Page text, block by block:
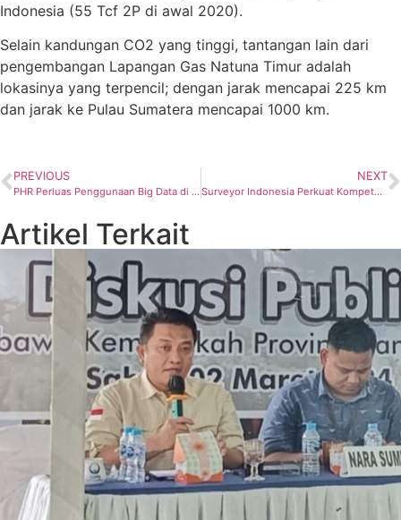
Indonesia (55 Tcf 2P di awal 2020).
Selain kandungan CO2 yang tinggi, tantangan lain dari
pengembangan Lapangan Gas Natuna Timur adalah
lokasinya yang terpencil; dengan jarak mencapai 225 km
dan jarak ke Pulau Sumatera mencapai 1000 km.
PREVIOUS
PHR Perluas Penggunaan Big Data di Regional Sumatera
NEXT
Surveyor Indonesia Perkuat Kompetensi Verfikator TKDN Hulu Migas
Artikel Terkait